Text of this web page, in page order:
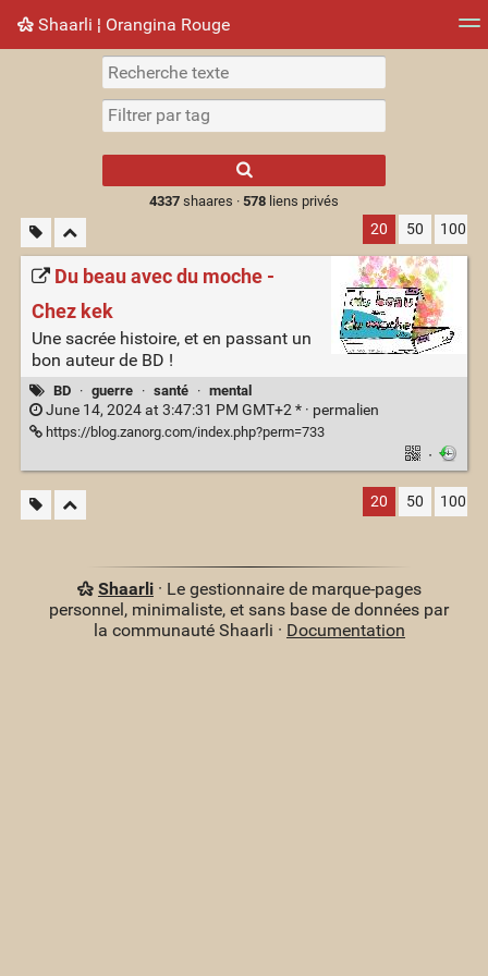
Shaarli ¦ Orangina Rouge
Nuage de tags Mur d'images
results.
4337shaares · 578liens privés
20 50 100
Du beau avec du moche -
Chez kek
Une sacrée histoire, et en passant un
bon auteur de BD !
BD · guerre · santé · mental
June 14, 2024 at 3:47:31 PM GMT+2 * · permalien
https://blog.zanorg.com/index.php?perm=733
·
20 50 100
Shaarli· Le gestionnaire de marque-pages
personnel, minimaliste, et sans base de données par
la communauté Shaarli · Documentation